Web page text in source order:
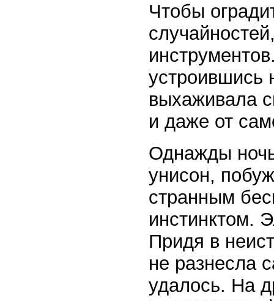
Чтобы
устроившись
выхаживала
и даже от
Однажды
унисон,
странным
инстинктом.
Придя в
не разнесла
удалось. На